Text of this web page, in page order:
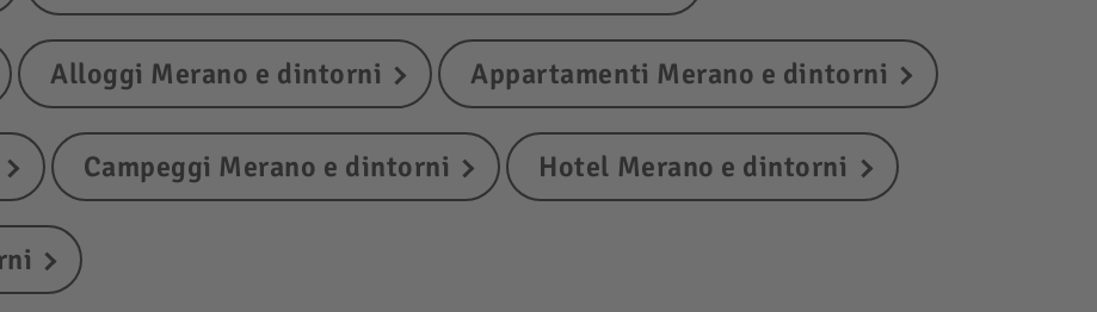
Alloggi Merano e dintorni Appartamenti Merano e dintorni
Campeggi Merano e dintorni Hotel Merano e dintorni